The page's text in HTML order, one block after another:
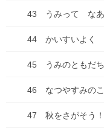
43 うみって なあ
44 かいすいよく
45 うみのともだち
46 なつやすみのこ
47 秋をさがそう！